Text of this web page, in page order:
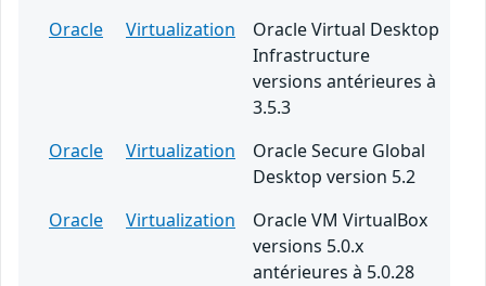
Oracle
Virtualization
Oracle Virtual Desktop
Infrastructure
versions antérieures à
3.5.3
Oracle
Virtualization
Oracle Secure Global
Desktop version 5.2
Oracle
Virtualization
Oracle VM VirtualBox
versions 5.0.x
antérieures à 5.0.28